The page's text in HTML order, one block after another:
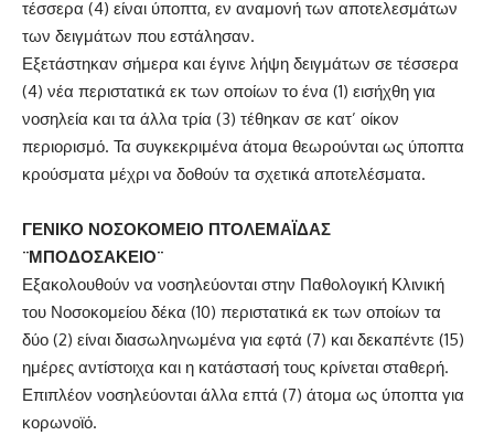
τέσσερα (4) είναι ύποπτα, εν αναμονή των αποτελεσμάτων
των δειγμάτων που εστάλησαν.
Εξετάστηκαν σήμερα και έγινε λήψη δειγμάτων σε τέσσερα
(4) νέα περιστατικά εκ των οποίων το ένα (1) εισήχθη για
νοσηλεία και τα άλλα τρία (3) τέθηκαν σε κατ’ οίκον
περιορισμό. Τα συγκεκριμένα άτομα θεωρούνται ως ύποπτα
κρούσματα μέχρι να δοθούν τα σχετικά αποτελέσματα.
ΓΕΝΙΚΟ ΝΟΣΟΚΟΜΕΙΟ ΠΤΟΛΕΜΑΪΔΑΣ
¨ΜΠΟΔΟΣΑΚΕΙΟ¨
Εξακολουθούν να νοσηλεύονται στην Παθολογική Κλινική
του Νοσοκομείου δέκα (10) περιστατικά εκ των οποίων τα
δύο (2) είναι διασωληνωμένα για εφτά (7) και δεκαπέντε (15)
ημέρες αντίστοιχα και η κατάστασή τους κρίνεται σταθερή.
Επιπλέον νοσηλεύονται άλλα επτά (7) άτομα ως ύποπτα για
κορωνοϊό.